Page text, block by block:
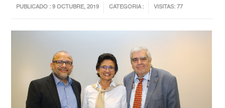
PUBLICADO : 9 OCTUBRE, 2019 CATEGORIA : VISITAS: 77